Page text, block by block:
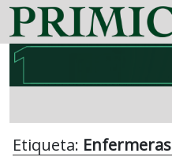
Etiqueta: Enfermeras